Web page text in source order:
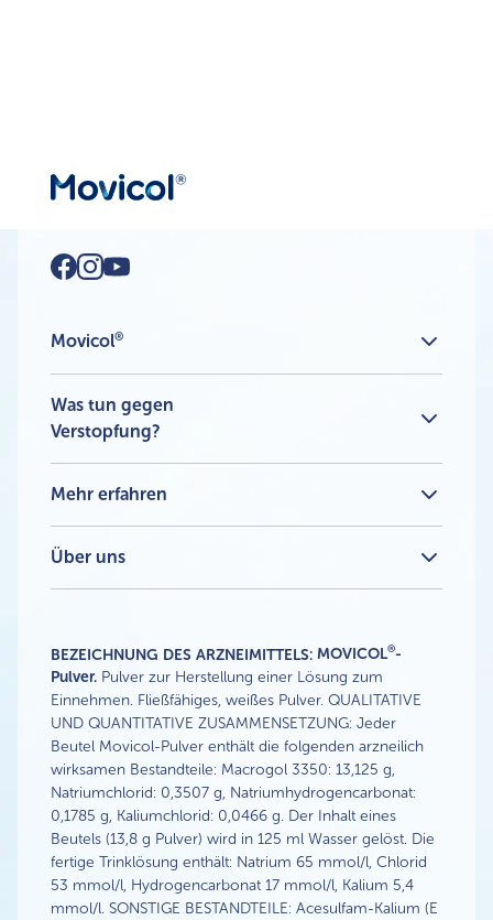
Movicol®
Movicol®Pulver mit Zitronen-Limetten Aroma
Alle Produkte
Was tun gegen
Verstopfung?
So funktioniert Movicol®
Was ist ein träger Stuhl bzw. Verstopfung?
Mehr erfahren
Alle Artikel
Verstopfung auf Reisen
Über uns
Kontakt
BEZEICHNUNG DES ARZNEIMITTELS: MOVICOL®-
Pulver. Pulver zur Herstellung einer Lösung zum
Einnehmen. Fließfähiges, weißes Pulver. QUALITATIVE
UND QUANTITATIVE ZUSAMMENSETZUNG: Jeder
Beutel Movicol-Pulver enthält die folgenden arzneilich
wirksamen Bestandteile: Macrogol 3350: 13,125 g,
Natriumchlorid: 0,3507 g, Natriumhydrogencarbonat:
0,1785 g, Kaliumchlorid: 0,0466 g. Der Inhalt eines
Beutels (13,8 g Pulver) wird in 125 ml Wasser gelöst. Die
fertige Trinklösung enthält: Natrium 65 mmol/l, Chlorid
53 mmol/l, Hydrogencarbonat 17 mmol/l, Kalium 5,4
mmol/l. SONSTIGE BESTANDTEILE: Acesulfam-Kalium (E